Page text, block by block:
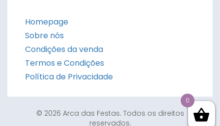
Homepage
Sobre nós
Condições da venda
Termos e Condições
Política de Privacidade
© 2026 Arca das Festas. Todos os direitos
reservados.
0